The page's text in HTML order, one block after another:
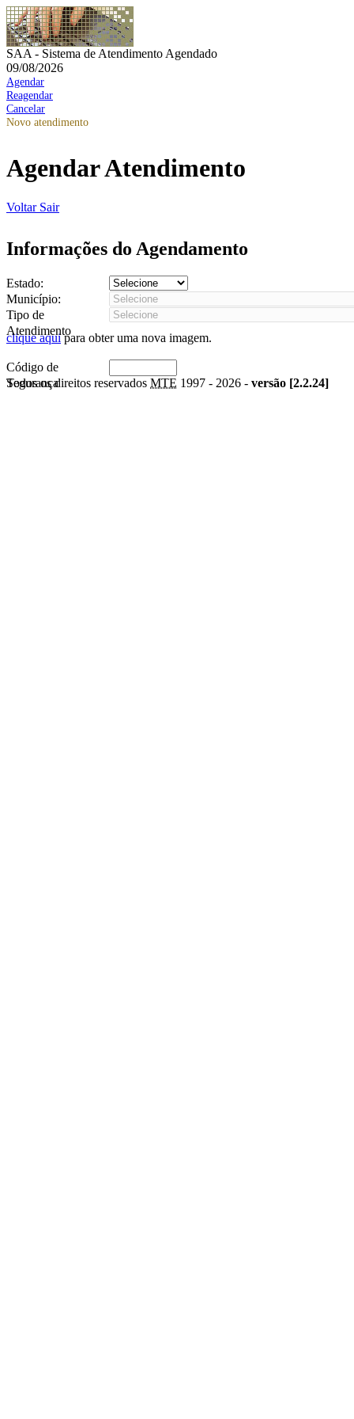
SAA - Sistema de Atendimento Agendado
09/08/2026
Agendar
Reagendar
Cancelar
Novo atendimento
Agendar Atendimento
Voltar Sair
Informações do Agendamento
Estado:
Município:
Tipo de
Atendimento
clique aquipara obter uma nova imagem.
Código de
Segurança
Todos os direitos reservados MTE 1997 - 2026 - versão [2.2.24]